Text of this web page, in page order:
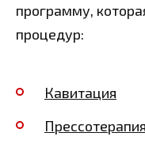
программу,
процедур:
Кавитация
Прессотерапия